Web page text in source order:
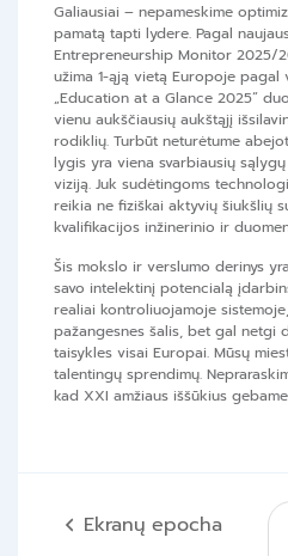
Galiausiai – nepameskime
pamatą tapti lydere. Pagal
Entrepreneurship Monitor 2025/
užima 1-ąją vietą Europoje pagal
„Education at a Glance 2025“
vienu aukščiausių aukštąjį
rodiklių. Turbūt neturėtume
lygis yra viena svarbiausių
viziją. Juk sudėtingoms
reikia ne fiziškai aktyvių šiukšlių
kvalifikacijos inžinerinio ir
Šis mokslo ir verslumo derinys
savo intelektinį potencialą
realiai kontroliuojamoje
pažangesnes šalis, bet gal netgi
taisykles visai Europai. Mūsų
talentingų sprendimų.
kad XXI amžiaus iššūkius
Navigacija
Ekranų epocha